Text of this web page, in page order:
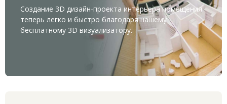
Создание 3D дизайн-проекта интерьера помещения
теперь легко и быстро благодаря нашему
бесплатному 3D визуализатору.